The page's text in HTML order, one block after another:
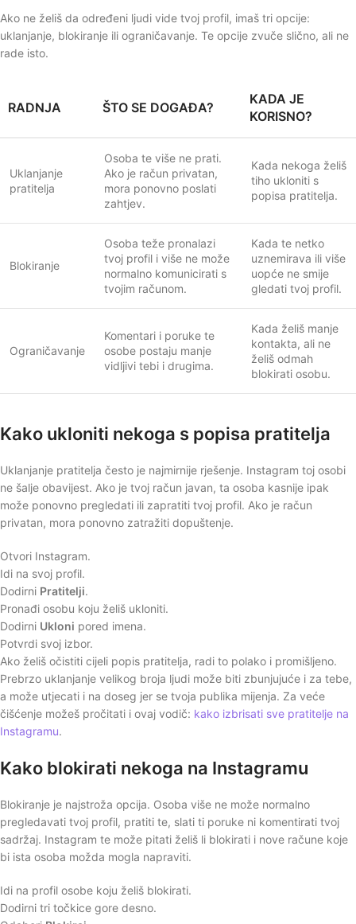
Ako ne želiš da određeni ljudi vide tvoj profil, imaš tri opcije:
uklanjanje, blokiranje ili ograničavanje. Te opcije zvuče slično, ali ne
rade isto.
RADNJA ŠTO SE DOGAĐA?
KADA JE
KORISNO?
Uklanjanje
pratitelja
Osoba te više ne prati.
Ako je račun privatan,
mora ponovno poslati
zahtjev.
Kada nekoga želiš
tiho ukloniti s
popisa pratitelja.
Blokiranje
Osoba teže pronalazi
tvoj profil i više ne može
normalno komunicirati s
tvojim računom.
Kada te netko
uznemirava ili više
uopće ne smije
gledati tvoj profil.
Ograničavanje
Komentari i poruke te
osobe postaju manje
vidljivi tebi i drugima.
Kada želiš manje
kontakta, ali ne
želiš odmah
blokirati osobu.
Kako ukloniti nekoga s popisa pratitelja
Uklanjanje pratitelja često je najmirnije rješenje. Instagram toj osobi
ne šalje obavijest. Ako je tvoj račun javan, ta osoba kasnije ipak
može ponovno pregledati ili zapratiti tvoj profil. Ako je račun
privatan, mora ponovno zatražiti dopuštenje.
Otvori Instagram.
Idi na svoj profil.
Dodirni Pratitelji.
Pronađi osobu koju želiš ukloniti.
Dodirni Ukloni pored imena.
Potvrdi svoj izbor.
Ako želiš očistiti cijeli popis pratitelja, radi to polako i promišljeno.
Prebrzo uklanjanje velikog broja ljudi može biti zbunjujuće i za tebe,
a može utjecati i na doseg jer se tvoja publika mijenja. Za veće
čišćenje možeš pročitati i ovaj vodič: kako izbrisati sve pratitelje na
Instagramu.
Kako blokirati nekoga na Instagramu
Blokiranje je najstroža opcija. Osoba više ne može normalno
pregledavati tvoj profil, pratiti te, slati ti poruke ni komentirati tvoj
sadržaj. Instagram te može pitati želiš li blokirati i nove račune koje
bi ista osoba možda mogla napraviti.
Idi na profil osobe koju želiš blokirati.
Dodirni tri točkice gore desno.